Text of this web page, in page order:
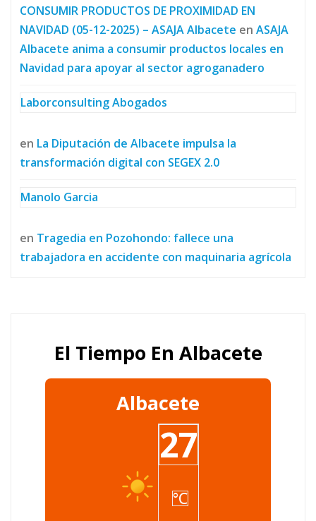
CONSUMIR PRODUCTOS DE PROXIMIDAD EN
NAVIDAD (05-12-2025) – ASAJA Albacete en ASAJA
Albacete anima a consumir productos locales en
Navidad para apoyar al sector agroganadero
Laborconsulting Abogados
en La Diputación de Albacete impulsa la
transformación digital con SEGEX 2.0
Manolo Garcia
en Tragedia en Pozohondo: fallece una
trabajadora en accidente con maquinaria agrícola
El Tiempo En Albacete
Albacete
27
°C